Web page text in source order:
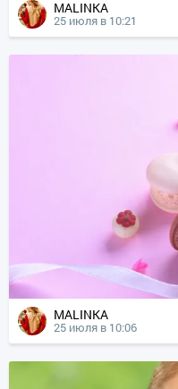
MALINKA
25 июля в 10:21
MALINKA
25 июля в 10:06